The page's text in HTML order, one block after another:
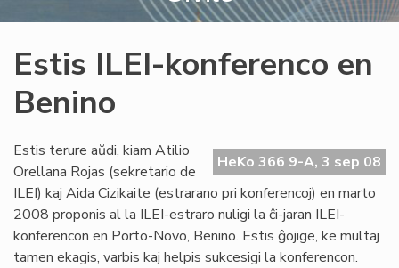
Estis ILEI-konferenco en
Benino
HeKo 366 9-A, 3 sep 08
Estis terure aŭdi, kiam Atilio
Orellana Rojas (sekretario de
ILEI) kaj Aida Cizikaite (estrarano pri konferencoj) en marto
2008 proponis al la ILEI-estraro nuligi la ĉi-jaran ILEI-
konferencon en Porto-Novo, Benino. Estis ĝojige, ke multaj
tamen ekagis, varbis kaj helpis sukcesigi la konferencon.